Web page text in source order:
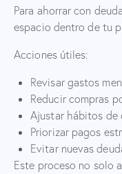
Para ahorrar con
espacio dentro de tu
Acciones útiles:
Revisar gastos
Reducir compras
Ajustar hábitos de
Priorizar pagos
Evitar nuevas
Este proceso no solo